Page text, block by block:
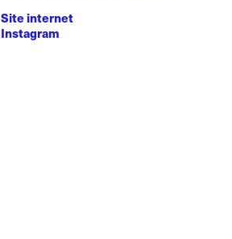
Site internet
Instagram